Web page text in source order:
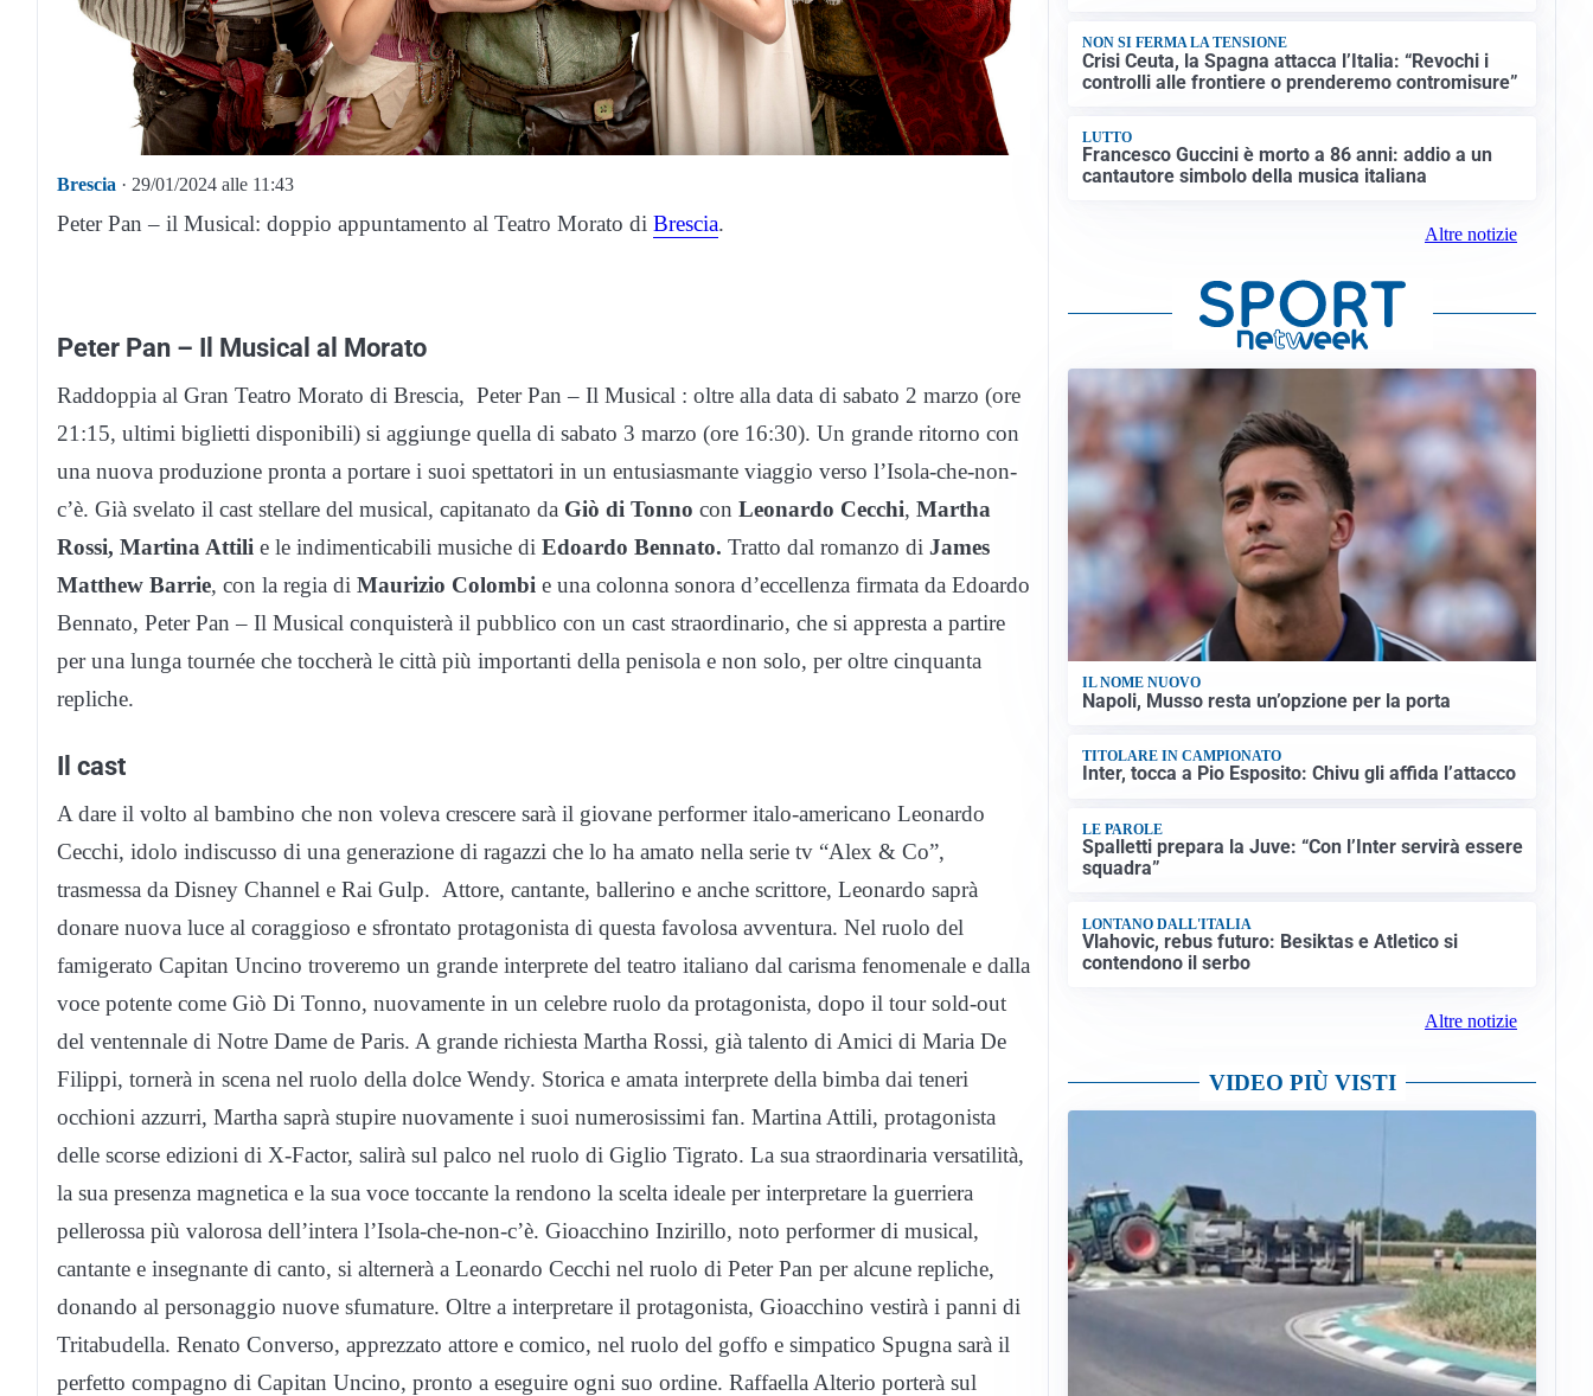
Brescia · 29/01/2024 alle 11:43
Peter Pan – il Musical: doppio appuntamento al Teatro Morato di Brescia.
Peter Pan – Il Musical al Morato
Raddoppia al Gran Teatro Morato di Brescia, Peter Pan – Il Musical : oltre alla data di sabato 2 marzo (ore
21:15, ultimi biglietti disponibili) si aggiunge quella di sabato 3 marzo (ore 16:30). Un grande ritorno con
una nuova produzione pronta a portare i suoi spettatori in un entusiasmante viaggio verso l’Isola-che-non-
c’è. Già svelato il cast stellare del musical, capitanato da Giò di Tonno con Leonardo Cecchi, Martha
Rossi, Martina Attili e le indimenticabili musiche di Edoardo Bennato. Tratto dal romanzo di James
Matthew Barrie, con la regia di Maurizio Colombi e una colonna sonora d’eccellenza firmata da Edoardo
Bennato, Peter Pan – Il Musical conquisterà il pubblico con un cast straordinario, che si appresta a partire
per una lunga tournée che toccherà le città più importanti della penisola e non solo, per oltre cinquanta
repliche.
Il cast
A dare il volto al bambino che non voleva crescere sarà il giovane performer italo-americano Leonardo
Cecchi, idolo indiscusso di una generazione di ragazzi che lo ha amato nella serie tv “Alex & Co”,
trasmessa da Disney Channel e Rai Gulp. Attore, cantante, ballerino e anche scrittore, Leonardo saprà
donare nuova luce al coraggioso e sfrontato protagonista di questa favolosa avventura. Nel ruolo del
famigerato Capitan Uncino troveremo un grande interprete del teatro italiano dal carisma fenomenale e dalla
voce potente come Giò Di Tonno, nuovamente in un celebre ruolo da protagonista, dopo il tour sold-out
del ventennale di Notre Dame de Paris. A grande richiesta Martha Rossi, già talento di Amici di Maria De
Filippi, tornerà in scena nel ruolo della dolce Wendy. Storica e amata interprete della bimba dai teneri
occhioni azzurri, Martha saprà stupire nuovamente i suoi numerosissimi fan. Martina Attili, protagonista
delle scorse edizioni di X-Factor, salirà sul palco nel ruolo di Giglio Tigrato. La sua straordinaria versatilità,
la sua presenza magnetica e la sua voce toccante la rendono la scelta ideale per interpretare la guerriera
pellerossa più valorosa dell’intera l’Isola-che-non-c’è. Gioacchino Inzirillo, noto performer di musical,
cantante e insegnante di canto, si alternerà a Leonardo Cecchi nel ruolo di Peter Pan per alcune repliche,
donando al personaggio nuove sfumature. Oltre a interpretare il protagonista, Gioacchino vestirà i panni di
Tritabudella. Renato Converso, apprezzato attore e comico, nel ruolo del goffo e simpatico Spugna sarà il
perfetto compagno di Capitan Uncino, pronto a eseguire ogni suo ordine. Raffaella Alterio porterà sul
NON SI FERMA LA TENSIONE
Crisi Ceuta, la Spagna attacca l’Italia: “Revochi i
controlli alle frontiere o prenderemo contromisure”
LUTTO
Francesco Guccini è morto a 86 anni: addio a un
cantautore simbolo della musica italiana
Altre notizie
IL NOME NUOVO
Napoli, Musso resta un’opzione per la porta
TITOLARE IN CAMPIONATO
Inter, tocca a Pio Esposito: Chivu gli affida l’attacco
LE PAROLE
Spalletti prepara la Juve: “Con l’Inter servirà essere
squadra”
LONTANO DALL'ITALIA
Vlahovic, rebus futuro: Besiktas e Atletico si
contendono il serbo
Altre notizie
VIDEO PIÙ VISTI